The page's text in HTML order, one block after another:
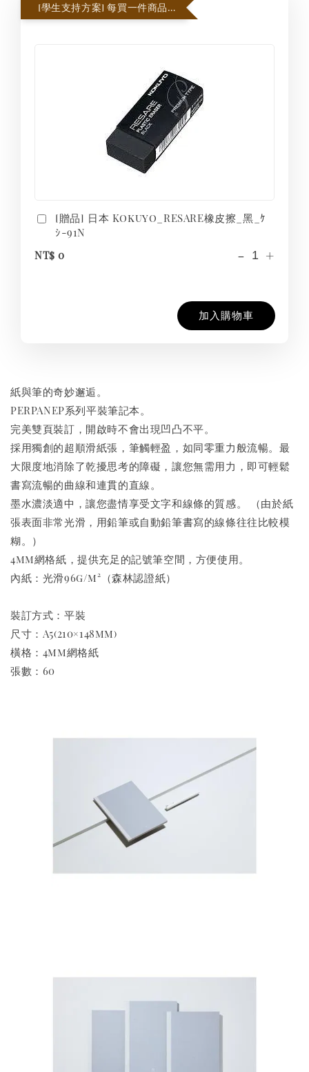
[學生支持方案] 每買一件商品即贈一個橡皮擦，每張訂單贈3個為限
[贈品] 日本 Kokuyo_RESARE橡皮擦_黑_ｹ
ｼ-91N
NT$ 0
- +
加入購物車
紙與筆的奇妙邂逅。
PERPANEP系列平裝筆記本。
完美雙頁裝訂，開啟時不會出現凹凸不平。
採用獨創的超順滑紙張，筆觸輕盈，如同零重力般流暢。最
大限度地消除了乾擾思考的障礙，讓您無需用力，即可輕鬆
書寫流暢的曲線和連貫的直線。
墨水濃淡適中，讓您盡情享受文字和線條的質感。 （由於紙
張表面非常光滑，用鉛筆或自動鉛筆書寫的線條往往比較模
糊。）
4mm網格紙，提供充足的記號筆空間，方便使用。
內紙：光滑96g/m²（森林認證紙）
裝訂方式：平裝
尺寸：A5(210×148mm)
橫格：4mm網格紙
張數：60